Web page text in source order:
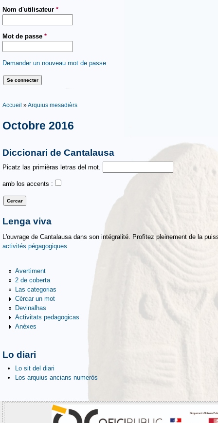
Nom d'utilisateur *
Mot de passe *
Demander un nouveau mot de passe
Vous êtes ici
Accueil »Arquius mesadièrs
Octobre 2016
Diccionari de Cantalausa
Picatz las primièras letras del mot.
amb los accents :
Lenga viva
L'ouvrage de Cantalausa dans son intégralité. Profitez pleinement de la
activités pégagogiques
Avertiment
2 de coberta
Las categorias
Cèrcar un mot
Devinalhas
Activitats pedagogicas
Anèxes
Lo diari
Lo sit del diari
Los arquius ancians numeròs